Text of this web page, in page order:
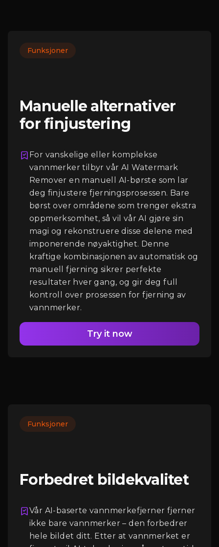
Funksjoner
Manuelle alternativer
for finjustering
For vanskelige eller komplekse
vannmerker tilbyr vår AI Watermark
Remover en manuell AI-børste som lar
deg finjustere fjerningsprosessen. Bare
børst over områdene som trenger ekstra
oppmerksomhet, så vil vår AI gjøre sin
magi og rekonstruere disse delene med
imponerende nøyaktighet. Denne
kraftige kombinasjonen av automatisk og
manuell fjerning sikrer perfekte
resultater hver gang, og gir deg full
kontroll over prosessen for fjerning av
vannmerker.
Try it now
Logg Inn
Funksjoner
Forbedret bildekvalitet
Vår AI-baserte vannmerkefjerner fjerner
ikke bare vannmerker – den forbedrer
hele bildet ditt. Etter at vannmerket er